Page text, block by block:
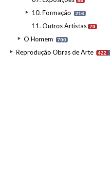
10. Formação 216
11. Outros Artistas 70
O Homem 700
Reprodução Obras de Arte 422